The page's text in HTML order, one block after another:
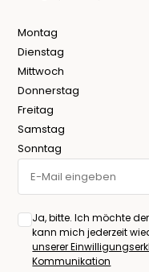
Montag
Dienstag
Mittwoch
Donnerstag
Freitag
Samstag
Sonntag
Ja, bitte. Ich möchte
kann mich jederzeit
unserer
Kommunikation